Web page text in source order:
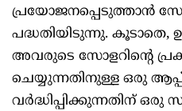
പ്രയോജനപ്പെടുത്താൻ
പദ്ധതിയിടുന്നു. കൂടാതെ,
അവരുടെ സോളറിന്റെ
ചെയ്യുന്നതിനുള്ള ഒരു
വർദ്ധിപ്പിക്കുന്നതിന് ഒരു